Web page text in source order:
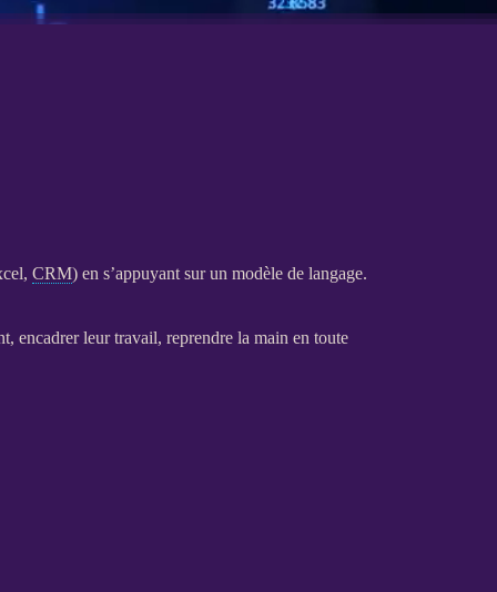
CRM) en s’appuyant sur un modèle de langage.
encadrer leur travail, reprendre la main en toute